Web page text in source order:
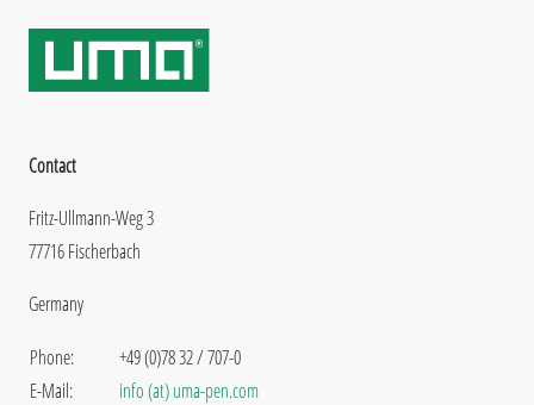
Contact
Fritz-Ullmann-Weg 3
77716 Fischerbach
Germany
Phone:
E-Mail:
+49 (0)78 32 / 707-0
info (at) uma-pen.com